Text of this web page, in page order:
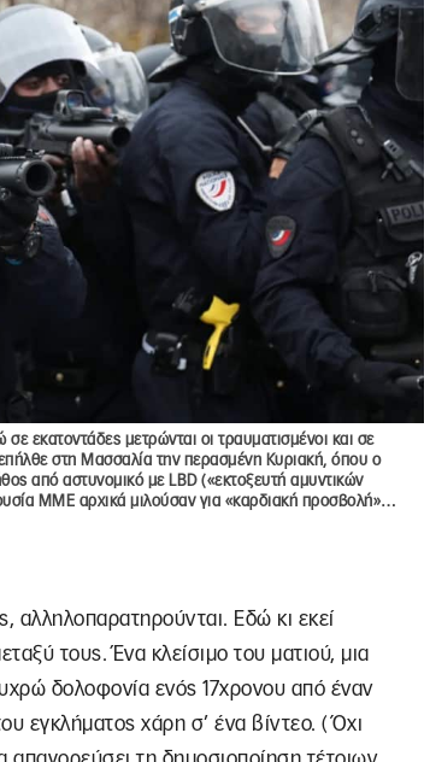
εκατοντάδες μετρώνται οι τραυματισμένοι και σε
στη Μασσαλία την περασμένη Κυριακή, όπου ο
από αστυνομικό με LBD («εκτοξευτή αμυντικών
ΜΜΕ αρχικά μιλούσαν για «καρδιακή προσβολή»…
αλληλοπαρατηρούνται. Εδώ κι εκεί
τους. Ένα κλείσιμο του ματιού, μια
δολοφονία ενός 17χρονου από έναν
εγκλήματος χάρη σ’ ένα βίντεο. (Όχι